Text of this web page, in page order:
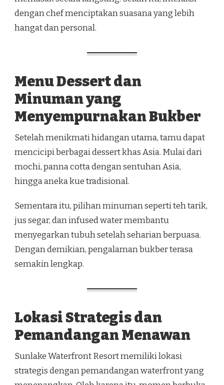
dengan chef menciptakan suasana yang lebih
hangat dan personal.
Menu Dessert dan
Minuman yang
Menyempurnakan Bukber
Setelah menikmati hidangan utama, tamu dapat
mencicipi berbagai dessert khas Asia. Mulai dari
mochi, panna cotta dengan sentuhan Asia,
hingga aneka kue tradisional.
Sementara itu, pilihan minuman seperti teh tarik,
jus segar, dan infused water membantu
menyegarkan tubuh setelah seharian berpuasa.
Dengan demikian, pengalaman bukber terasa
semakin lengkap.
Lokasi Strategis dan
Pemandangan Menawan
Sunlake Waterfront Resort memiliki lokasi
strategis dengan pemandangan waterfront yang